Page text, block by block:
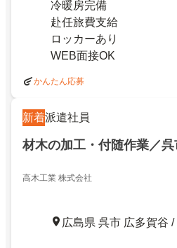
冷暖房完備
赴任旅費支給
ロッカーあり
WEB面接OK
かんたん応募
新着派遣社員
材木の加工・付随作業／呉
高木工業 株式会社
広島県 呉市 広多賀谷